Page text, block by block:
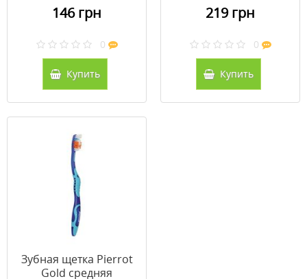
146 грн
0
Купить
219 грн
0
Купить
Зубная щетка Pierrot
Gold средняя